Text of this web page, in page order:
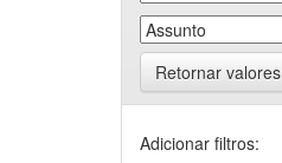
Retornar valores
Adicionar filtros: